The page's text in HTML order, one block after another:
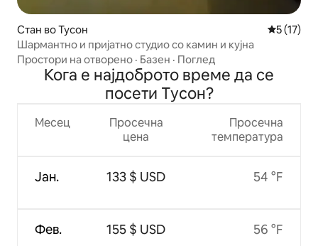
Стан во Тусон
5 (17)
Шармантно и пријатно студио со камин и кујна
Простори на отворено · Базен · Поглед
Кога е најдоброто време да се
посети Тусон?
Месец
Јан.
Фев.
Просечна
цена
133 $ USD
155 $ USD
Просечна
температура
54 °F
56 °F